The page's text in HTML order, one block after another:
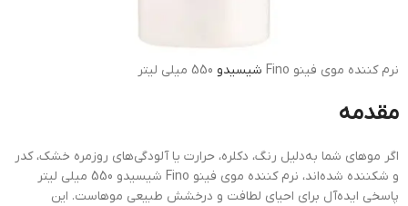
نرم کننده موی فینو Fino شیسیدو
مقدمه
اگر موهای شما به‌دلیل رنگ، دکلره، حرارت یا آلودگی‌های روزمره خشک، کدر
و شکننده شده‌اند، نرم کننده موی فینو Fino شیسیدو 550 میلی لیتر
پاسخی ایده‌آل برای احیای لطافت و درخشش طبیعی موهاست. این